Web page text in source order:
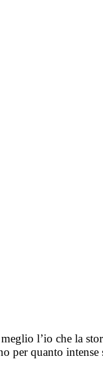
l’io che la
per quanto intense